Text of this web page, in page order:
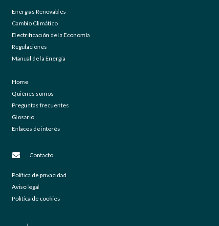
Energías Renovables
Cambio Climático
Electrificación de la Economía
Regulaciones
Manual de la Energía
Home
Quiénes somos
Preguntas frecuentes
Glosario
Enlaces de interés
Contacto
Política de privacidad
Aviso legal
Política de cookies